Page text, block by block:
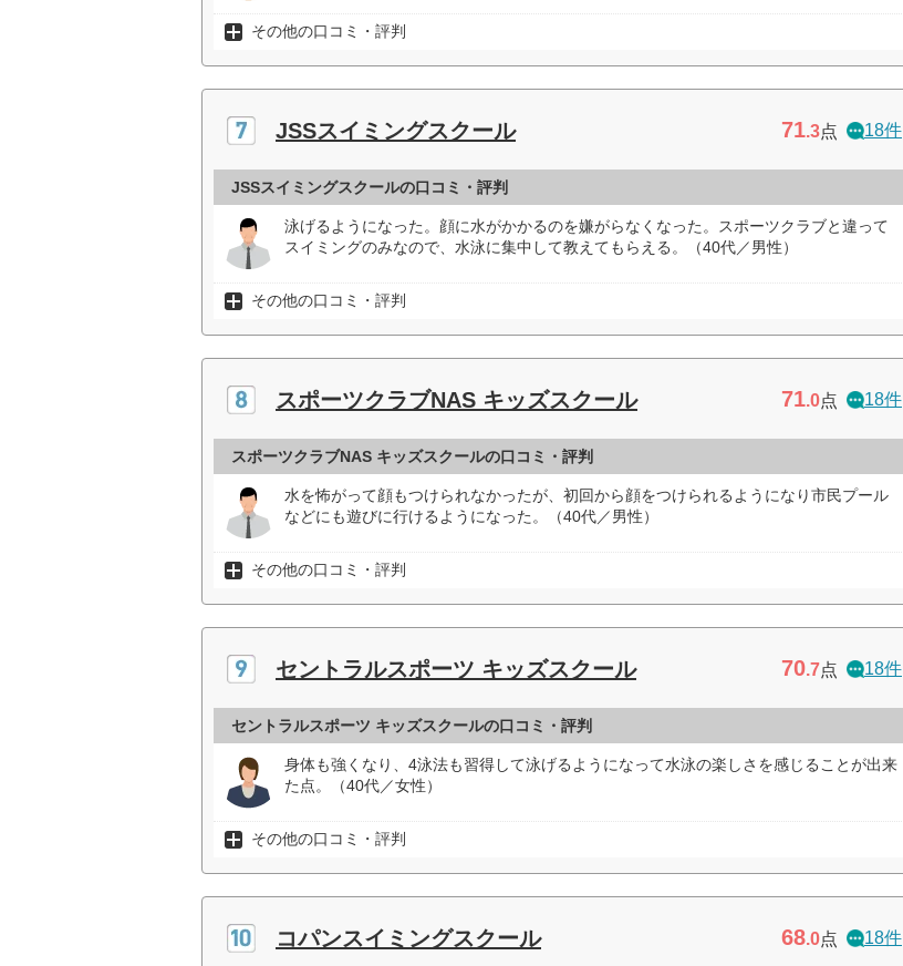
その他の口コミ・評判
JSSスイミングスクール 71.3点 18件
JSSスイミングスクールの口コミ・評判
泳げるようになった。顔に水がかかるのを嫌がらなくなった。スポーツクラブと違って
スイミングのみなので、水泳に集中して教えてもらえる。（40代／男性）
その他の口コミ・評判
スポーツクラブNAS キッズスクール 71.0点 18件
スポーツクラブNAS キッズスクールの口コミ・評判
水を怖がって顔もつけられなかったが、初回から顔をつけられるようになり市民プール
などにも遊びに行けるようになった。（40代／男性）
その他の口コミ・評判
セントラルスポーツ キッズスクール 70.7点 18件
セントラルスポーツ キッズスクールの口コミ・評判
身体も強くなり、4泳法も習得して泳げるようになって水泳の楽しさを感じることが出来
た点。（40代／女性）
その他の口コミ・評判
コパンスイミングスクール 68.0点 18件